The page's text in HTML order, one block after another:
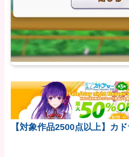
【対象作品2500点以上】カ